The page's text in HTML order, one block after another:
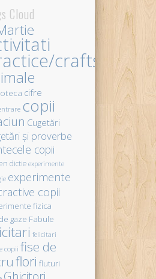
Cloud
crafts
cifre
copii
Cugetări
şi proverbe
copii
dictie experimente
experimente
copii
fizica
gaze Fabule
felicitari
copii fise de
flori fluturi